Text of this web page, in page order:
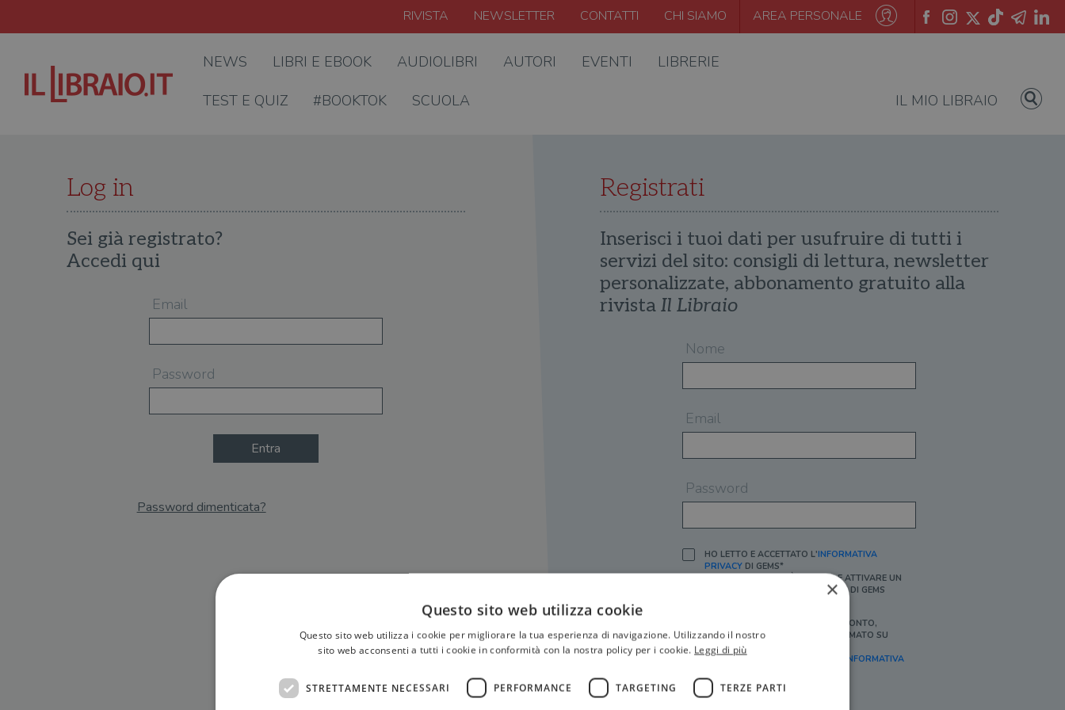
RIVISTA NEWSLETTER CONTATTI CHI SIAMO AREA PERSONALE
NEWS LIBRI E EBOOK AUDIOLIBRI AUTORI EVENTI LIBRERIE
TEST E QUIZ #BOOKTOK SCUOLA IL MIO LIBRAIO
Log in
Sei già registrato?
Accedi qui
Email
Password
Entra
Password dimenticata?
Registrati
Inserisci i tuoi dati per usufruire di tutti i
servizi del sito: consigli di lettura, newsletter
personalizzate, abbonamento gratuito alla
rivista Il Libraio
Nome
Email
Password
HO LETTO E ACCETTATO L'INFORMATIVA
PRIVACYDI GEMS*
IN MANCANZA NON È POSSIBILE ATTIVARE UN
ACCOUNT E/O RICEVERE I SERVIZI DI GEMS
SÌ, DESIDERO RICEVERE BUONI SCONTO,
OFFERTE SPECIALI, ESSERE INFORMATO SU
PROMOZIONI E NOVITÀ.
[FINALITÀ MARKETING, ART.2 (E),
INFORMATIVA
×
Questo sito web utilizza cookie
Questo sito web utilizza i cookie per migliorare la tua esperienza di navigazione. Utilizzando il nostro
sito web acconsenti a tutti i cookie in conformità con la nostra policy per i cookie. Leggi di più
STRETTAMENTE NECESSARI PERFORMANCE TARGETING TERZE PARTI